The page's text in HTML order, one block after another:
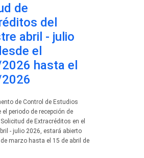
de
del
abril - julio
el
hasta el
de Control de Estudios
periodo de recepción de
de Extracréditos en el
- julio 2026, estará abierto
marzo hasta el 15 de abril de